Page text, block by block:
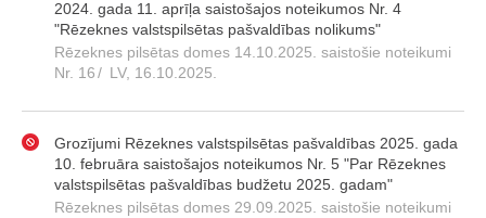
2024. gada 11. aprīļa saistošajos noteikumos Nr. 4
"Rēzeknes valstspilsētas pašvaldības nolikums"
Rēzeknes pilsētas domes 14.10.2025. saistošie noteikumi
Nr. 16/ LV, 16.10.2025.
Grozījumi Rēzeknes valstspilsētas pašvaldības 2025. gada
10. februāra saistošajos noteikumos Nr. 5 "Par Rēzeknes
valstspilsētas pašvaldības budžetu 2025. gadam"
Rēzeknes pilsētas domes 29.09.2025. saistošie noteikumi